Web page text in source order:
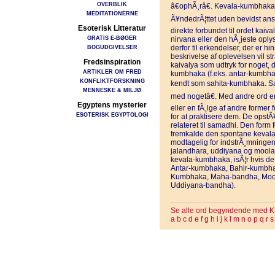
OVERBLIK
MEDITATIONERNE
Esoterisk Litteratur
GRATIS E-BØGER
BOGUDGIVELSER
Fredsinspiration
ARTIKLER OM FRED
KONFLIKTFORSKNING
MENNESKE & MILJØ
Egyptens mysterier
ESOTERISK EGYPTOLOGI
â€ophÃ¸râ€. Kevala-
Ã¥ndedrÃ¦ttet uden bevidst
direkte forbundet til ordet
nirvana eller den hÃ¸jeste
derfor til erkendelser, der er
beskrivelse af oplevelsen vil
kaivalya som udtryk for noget,
kumbhaka (f.eks. antar-
kendt som sahita-kumbhaka.
med nogetâ€. Med andre ord
eller en fÃ¸lge af andre former
for at praktisere dem. De
relateret til samadhi. Den form
fremkalde den spontane
modtagelig for
jalandhara, uddiyana og
kevala-kumbhaka, isÃ¦r hvis
Antar-kumbhaka, Bahir-
Kumbhaka, Maha-bandha,
Uddiyana-bandha).
Se alle ord begyndende med K
a b c d e f g h i j k m n o p q r s